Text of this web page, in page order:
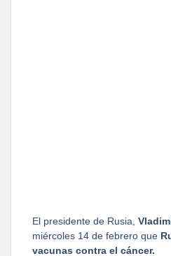
El presidente de Rusia,
miércoles 14 de febrero que
vacunas contra el cáncer.